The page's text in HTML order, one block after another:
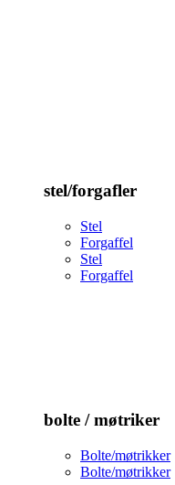
stel/forgafler
Stel
Forgaffel
Stel
Forgaffel
bolte / møtriker
Bolte/møtrikker
Bolte/møtrikker